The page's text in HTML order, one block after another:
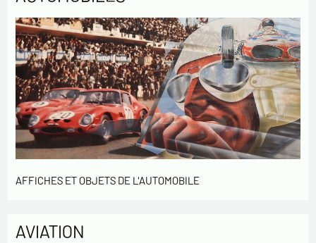
Politique de confidentialité :
Les informations recueillies sur ce formulaire sont
enregistrées dans un fichier informatisé par ESTAMPE
MODERNE & SPORTIVE pour la gestion des achats et la gestion
de notre clientèle. Elles sont conservées pendant 3 ans et sont
destinées au service commercial. Conformément à la loi «
informatique et libertés », vous pouvez exercer votre droit
d'accès aux données vous concernant et les faire rectifier en
nous contactant. Nous vous informons de l’existence de la
liste d'opposition au démarchage téléphonique « Bloctel »,
sur laquelle vous pouvez vous inscrire ici :
https://conso.bloctel.fr/
informations saisies dans ce formulaire soient
AFFICHES ET OBJETS DE L'AUTOMOBILE
AVIATION